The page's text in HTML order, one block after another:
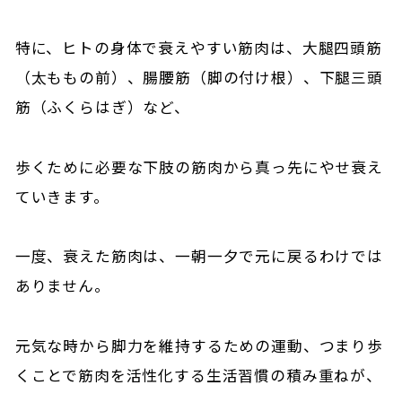
特に、ヒトの身体で衰えやすい筋肉は、大腿四頭筋
（太ももの前）、腸腰筋（脚の付け根）、下腿三頭
筋（ふくらはぎ）など、
歩くために必要な下肢の筋肉から真っ先にやせ衰え
ていきます。
一度、衰えた筋肉は、一朝一夕で元に戻るわけでは
ありません。
元気な時から脚力を維持するための運動、つまり歩
くことで筋肉を活性化する生活習慣の積み重ねが、